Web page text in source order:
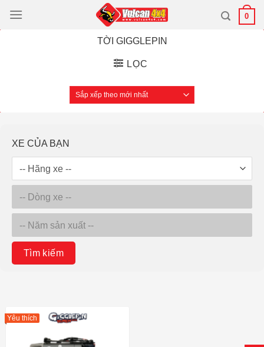
qua
0
TỜI GIGGLEPIN
LỌC
XE CỦA BẠN
Tìm kiếm
Yêu thích